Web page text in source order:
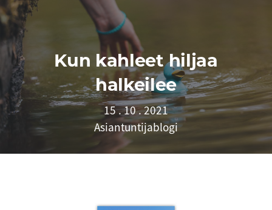
Kun kahleet hiljaa
halkeilee
15 . 10 . 2021
Asiantuntijablogi